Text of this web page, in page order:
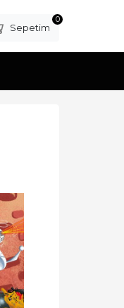
Sepetim
0